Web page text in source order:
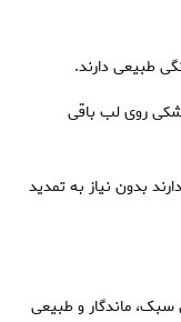
طبیعی دارند.
روی لب باقی
بدون نیاز به تمدید
ماندگار و طبیعی